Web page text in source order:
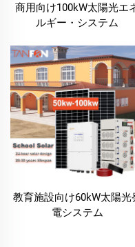
商用向け100kW太陽光エ
ルギー・システム
教育施設向け60kW太陽光
電システム